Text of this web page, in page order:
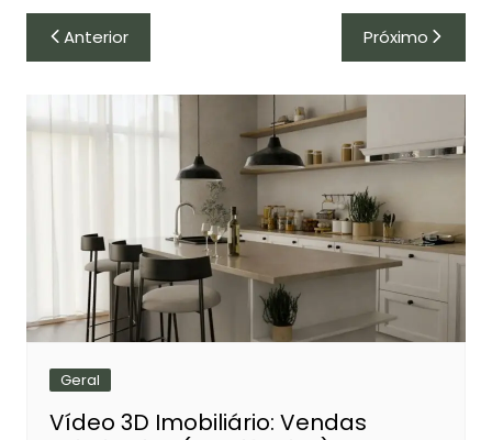
Navegação
de
Post
Anterior Próximo
Geral
Vídeo 3D Imobiliário: Vendas